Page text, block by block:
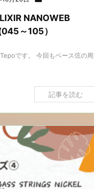
NANOWEB
～105）
です。 今回もベース弦の周
記事を読む